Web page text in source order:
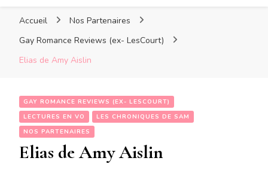
sirène en plastique
Accueil
Nos Partenaires
Gay Romance Reviews (ex- LesCourt)
Elias de Amy Aislin
GAY ROMANCE REVIEWS (EX- LESCOURT)
LECTURES EN VO
LES CHRONIQUES DE SAM
NOS PARTENAIRES
Elias de Amy Aislin